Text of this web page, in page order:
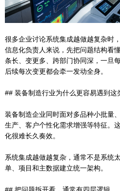
很多企业讨论系统集成越做越复杂时
信息化负责人来说，先把问题结构看
条长、变更多、跨部门协同深，一旦
后续每次变更都会牵一发动全身。
## 装备制造行业为什么更容易遇到这
装备制造企业同时面对多品种小批量
生产、客户个性化需求增强等特征。
化很难长久奏效。
系统集成越做越复杂，通常不是系统
单、项目和主数据建立统一架构。
## 把问题拆开看，通常有四层逻辑